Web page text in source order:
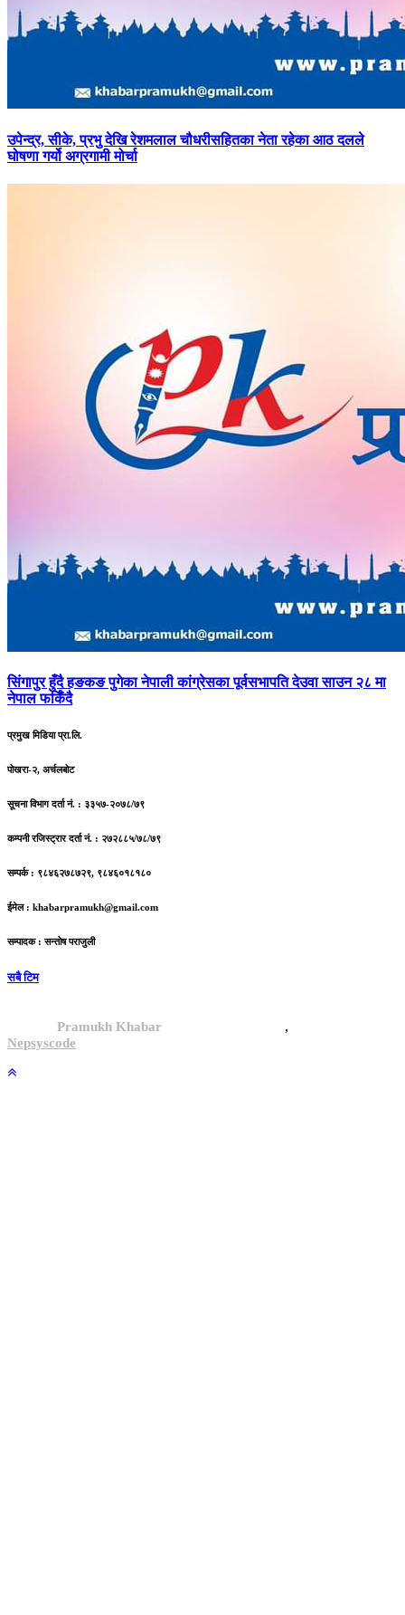
उपेन्द्र,सीके, प्रभु देखि रेशमलाल चौधरीसहितका नेता रहेका आठ दलले
घोषणा गर्यो अग्रगामी मोर्चा
सिंगापुरहुँदै हङकङ पुगेका नेपाली कांग्रेसका पूर्वसभापति देउवा साउन २८ मा
नेपाल फर्किँदै
प्रमुख मिडिया प्रा.लि.
पोखरा-२, अर्चलबोट
सूचना विभाग दर्ता नं. : ३३५७-२०७८/७९
कम्पनी रजिस्ट्रार दर्ता नं. : २७२८८५/७८/७९
सम्पर्क : ९८४६२७८७२९, ९८४६०१८१८०
ईमेल : khabarpramukh@gmail.com
सम्पादक : सन्तोष पराजुली
सबै टिम
Pramukh Khabar, All rights reserved. ,
Nepsyscode